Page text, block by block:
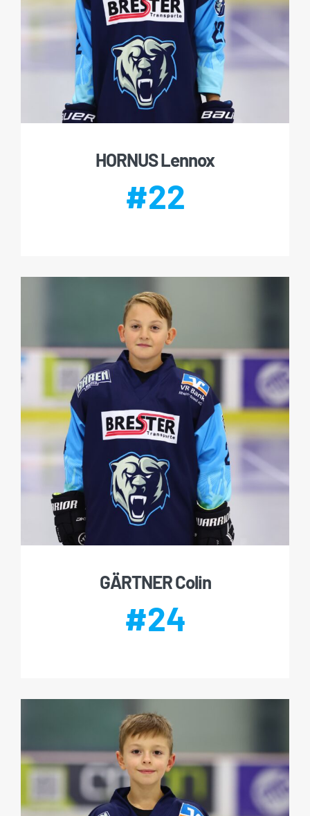
HORNUS Lennox
#22
GÄRTNER Colin
#24